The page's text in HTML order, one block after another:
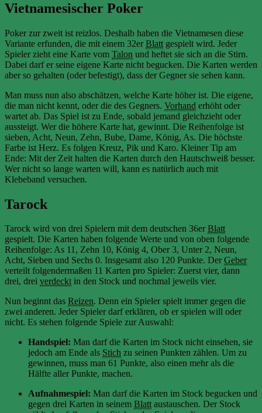
Vietnamesischer Poker
Poker zur zweit ist reizlos. Deshalb haben die Vietnamesen diese
Variante erfunden, die mit einem 32erBlatt gespielt wird. Jeder
Spieler zieht eine Karte vom Talon und heftet sie sich an die Stirn.
Dabei darf er seine eigene Karte nicht begucken. Die Karten werden
aber so gehalten (oder befestigt), dass der Gegner sie sehen kann.
Man muss nun also abschätzen, welche Karte höher ist. Die eigene,
die man nicht kennt, oder die des Gegners. Vorhand erhöht oder
wartet ab. Das Spiel ist zu Ende, sobald jemand gleichzieht oder
aussteigt. Wer die höhere Karte hat, gewinnt. Die Reihenfolge ist
sieben, Acht, Neun, Zehn, Bube, Dame, König, As. Die höchste
Farbe ist Herz. Es folgen Kreuz, Pik und Karo. Kleiner Tip am
Ende: Mit der Zeit halten die Karten durch den Hautschweiß besser.
Wer nicht so lange warten will, kann es natürlich auch mit
Klebeband versuchen.
Tarock
Tarock wird von drei Spielern mit dem deutschen 36erBlatt
gespielt. Die Karten haben folgende Werte und von oben folgende
Reihenfolge: As 11, Zehn 10, König 4, Ober 3, Unter 2, Neun,
Acht, Sieben und Sechs 0. Insgesamt also 120 Punkte. DerGeber
verteilt folgendermaßen 11 Karten pro Spieler: Zuerst vier, dann
drei, drei verdecktin den Stock und nochmal jeweils vier.
Nun beginnt das Reizen. Denn ein Spieler spielt immer gegen die
zwei anderen. Jeder Spieler darf erklären, ob er spielen will oder
nicht. Es stehen folgende Spiele zur Auswahl:
Handspiel: Man darf die Karten im Stock nicht einsehen, sie
jedoch am Ende als Stich zu seinen Punkten zählen. Um zu
gewinnen, muss man 61 Punkte, also einen mehr als die
Hälfte aller Punkte, machen.
Aufnahmespiel: Man darf die Karten im Stock begucken und
gegen drei Karten in seinem Blattaustauschen. Der Stock